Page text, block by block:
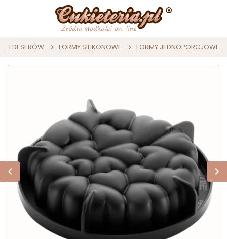
I DESERÓW FORMY SILIKONOWE FORMY JEDNOPORCJOWE